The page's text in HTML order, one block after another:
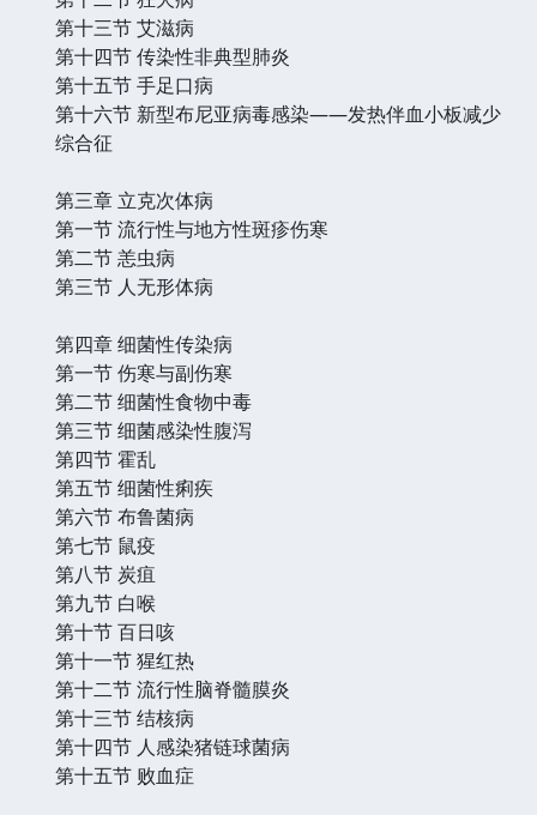
第十三节 艾滋病
第十四节 传染性非典型肺炎
第十五节 手足口病
第十六节 新型布尼亚病毒感染——发热伴血小板减少
综合征
第三章 立克次体病
第一节 流行性与地方性斑疹伤寒
第二节 恙虫病
第三节 人无形体病
第四章 细菌性传染病
第一节 伤寒与副伤寒
第二节 细菌性食物中毒
第三节 细菌感染性腹泻
第四节 霍乱
第五节 细菌性痢疾
第六节 布鲁菌病
第七节 鼠疫
第八节 炭疽
第九节 白喉
第十节 百日咳
第十一节 猩红热
第十二节 流行性脑脊髓膜炎
第十三节 结核病
第十四节 人感染猪链球菌病
第十五节 败血症